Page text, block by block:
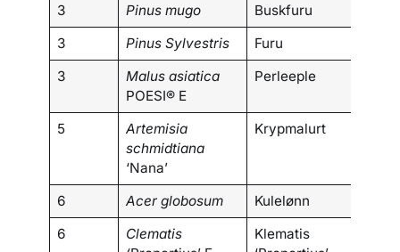
3 Pinus mugo
Buskfuru
3
Pinus Sylvestris
Furu
3
Malus asiatica
POESI® E
Perleeple
5
Artemisia
schmidtiana
‘Nana’
Krypmalurt
6 Acer globosum
Kulelønn
6
Clematis
Klematis